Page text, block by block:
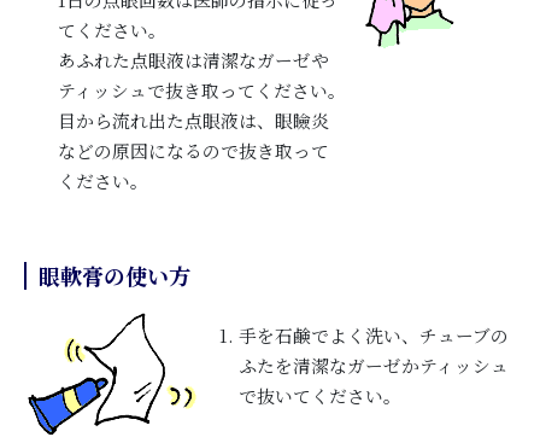
てください。
あふれた点眼液は清潔なガーゼや
ティッシュで抜き取ってください。
目から流れ出た点眼液は、眼瞼炎
などの原因になるので抜き取って
ください。
眼軟膏の使い方
手を石鹸でよく洗い、チューブの
ふたを清潔なガーゼかティッシュ
で抜いてください。